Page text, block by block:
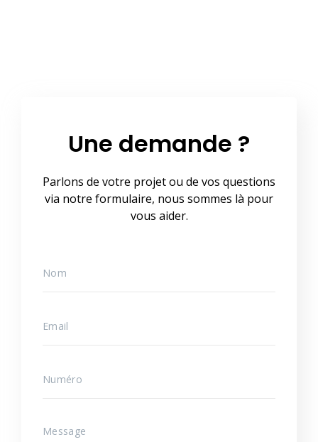
Une demande ?
Parlons de votre projet ou de vos questions
via notre formulaire, nous sommes là pour
vous aider.